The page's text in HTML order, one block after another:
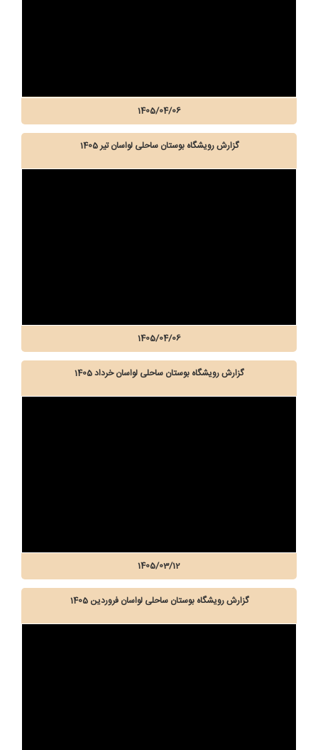
1405/04/06
گزارش رویشگاه بوستان ساحلی لواسان تیر 1405
1405/04/06
گزارش رویشگاه بوستان ساحلی لواسان خرداد 1405
1405/03/12
گزارش رویشگاه بوستان ساحلی لواسان فروردین 1405